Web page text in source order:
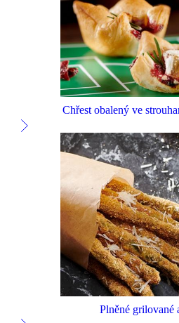
Chřest obalený ve
Plněné grilované